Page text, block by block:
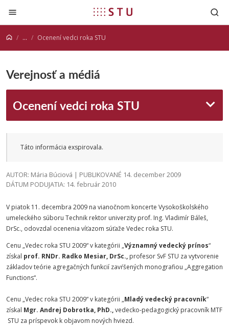
Prejsť na obsah
... Ocenení vedci roka STU
Verejnosť a médiá
Ocenení vedci roka STU
Táto informácia exspirovala.
AUTOR: Mária Búciová | PUBLIKOVANÉ 14. december 2009
DÁTUM PODUJATIA: 14. február 2010
V piatok 11. decembra 2009 na vianočnom koncerte Vysokoškolského
umeleckého súboru Technik rektor univerzity prof. Ing. Vladimír Báleš,
DrSc., odovzdal ocenenia víťazom súťaže Vedec roka STU.
Cenu „Vedec roka STU 2009“ v kategórii „Významný vedecký prínos“
získal prof. RNDr. Radko Mesiar, DrSc., profesor SvF STU za vytvorenie
základov teórie agregačných funkcií zavŕšených monografiou „Aggregation
Functions“.
Cenu „Vedec roka STU 2009“ v kategórii „Mladý vedecký pracovník“
získal Mgr. Andrej Dobrotka, PhD.,vedecko-pedagogický pracovník MTF
STU za príspevok k objavom nových hviezd.